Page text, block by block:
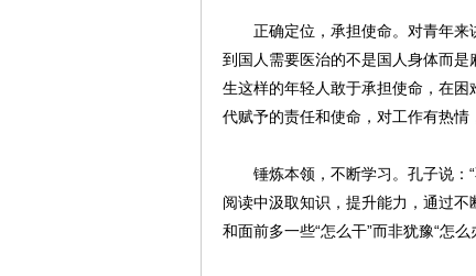
正确定位，承担使命。对青年来讲
到国人需要医治的不是国人身体而
生这样的年轻人敢于承担使命，在
代赋予的责任和使命，对工作有热情
锤炼本领，不断学习。孔子说：“
阅读中汲取知识，提升能力，通过
和面前多一些“怎么干”而非犹豫“怎